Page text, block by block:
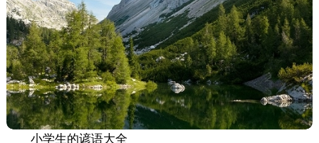
小学生的谚语大全